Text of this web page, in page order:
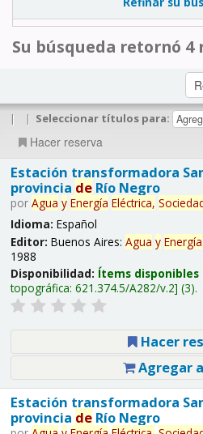
Su búsqueda retornó 4
| | Seleccionar títulos para:
Hacer reserva
Estación transformadora
provincia deRío Negro
por Agua y Energía Eléctrica,
Idioma: Español
Editor: Buenos Aires: Agua y Energía
1988
Disponibilidad: Ítems
topográfica: 621.374.5/A282/v.2 (3).
Hacer
Agregar
Estación transformadora
provincia deRío Negro